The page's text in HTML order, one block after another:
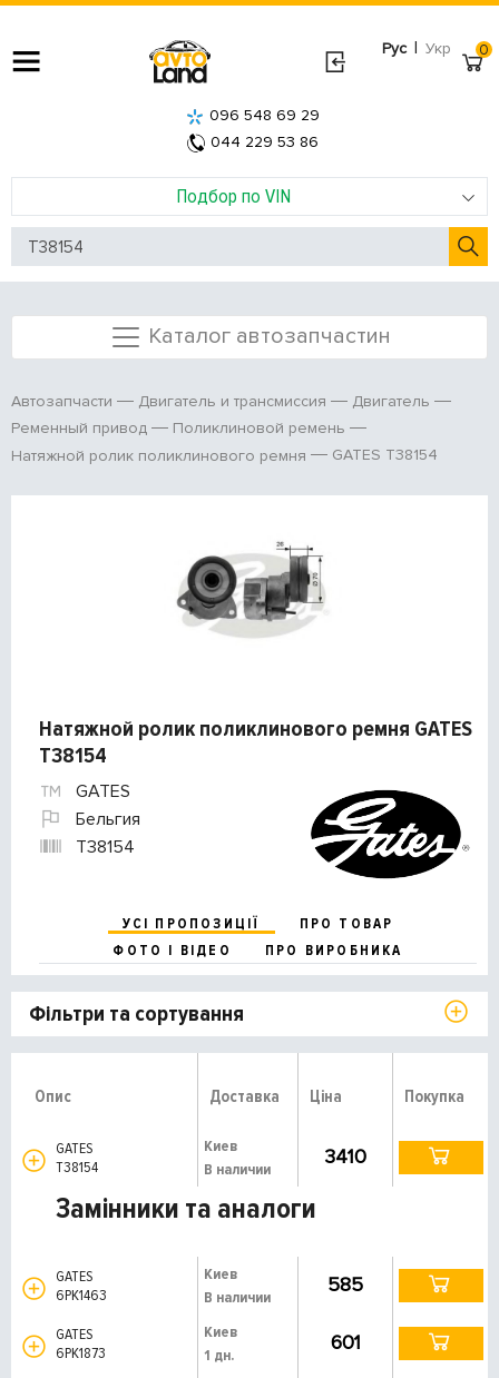
Рус | Укр
Подбор по VIN
096 548 69 29
044 229 53 86
0
Каталог автозапчастин
Автозапчасти Двигатель и трансмиссия
Двигатель
Ременный привод
Поликлиновой ремень
Натяжной ролик поликлинового ремня
GATES T38154
Натяжной ролик поликлинового ремня GATES
T38154
GATES
Бельгия
T38154
УСІ ПРОПОЗИЦІЇ
ПРО ТОВАР
ФОТО І ВІДЕО
ПРО ВИРОБНИКА
Фільтри та сортування
Опис Доставка Ціна Покупка
GATES
T38154
Киев
В наличии
3410
Замінники та аналоги
GATES
6PK1463
Киев
В наличии
585
GATES
6PK1873
Киев
1 дн.
601